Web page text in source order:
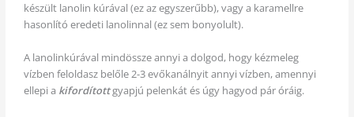
készült lanolin kúrával (ez az egyszerűbb), vagy a karamellre
hasonlító eredeti lanolinnal (ez sem bonyolult).
A lanolinkúrával mindössze annyi a dolgod, hogy kézmeleg
vízben feloldasz belőle 2-3 evőkanálnyit annyi vízben, amennyi
ellepi a kifordítottgyapjú pelenkát és úgy hagyod pár óráig.